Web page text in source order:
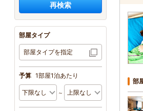
再検索
部屋タイプ
部屋タイプを指定
予算 1部屋1泊あたり
～
部